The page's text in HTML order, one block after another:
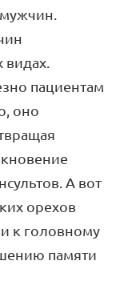
пациентам
оно
А вот
орехов
к головному
памяти